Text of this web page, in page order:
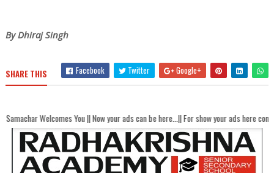
By Dhiraj Singh
SHARE THIS Facebook Twitter Google+
You || Now your ads can be here...|| For show your ads here contact